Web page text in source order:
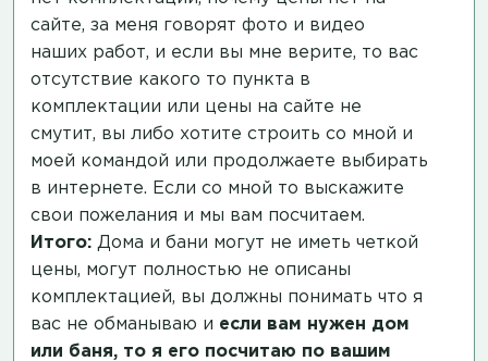
сайте, за меня говорят фото и видео
наших работ, и если вы мне верите, то вас
отсутствие какого то пункта в
комплектации или цены на сайте не
смутит, вы либо хотите строить со мной и
моей командой или продолжаете выбирать
в интернете. Если со мной то выскажите
свои пожелания и мы вам посчитаем.
Итого: Дома и бани могут не иметь четкой
цены, могут полностью не описаны
комплектацией, вы должны понимать что я
вас не обманываю и если вам нужен дом
или баня, то я его посчитаю по вашим